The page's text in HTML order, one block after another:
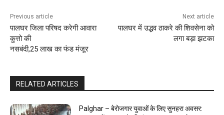
Previous article
पालघर जिला परिषद करेगी आवारा
कुत्तो की
नसबंदी,25 लाख का फंड मंजूर
Next article
पालघर में उद्धव ठाकरे की शिवसेना को
लगा बड़ा झटका
RELATED ARTICLES
Palghar – बेरोजगार युवाओं के लिए सुनहरा अवसर: